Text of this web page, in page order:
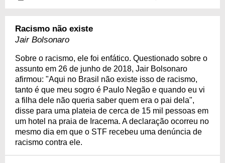
Racismo não existe
Jair Bolsonaro
Sobre o racismo, ele foi enfático. Questionado sobre o
assunto em 26 de junho de 2018, Jair Bolsonaro
afirmou: "Aqui no Brasil não existe isso de racismo,
tanto é que meu sogro é Paulo Negão e quando eu vi
a filha dele não queria saber quem era o pai dela",
disse para uma plateia de cerca de 15 mil pessoas em
um hotel na praia de Iracema. A declaração ocorreu no
mesmo dia em que o STF recebeu uma denúncia de
racismo contra ele.